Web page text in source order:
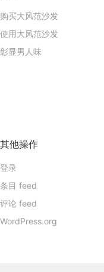
购买大风范沙发
使用大风范沙发
彰显男人味
其他操作
登录
条目 feed
评论 feed
WordPress.org